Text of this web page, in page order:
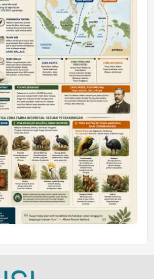
DAERAH
Astra Motor Kalimantan Timur 2 Dukung
Mahasiswa Samarinda dalam Astra
Honda SDGs Future Leaders 2026
Jumat, 10 Jul 2026 19:01